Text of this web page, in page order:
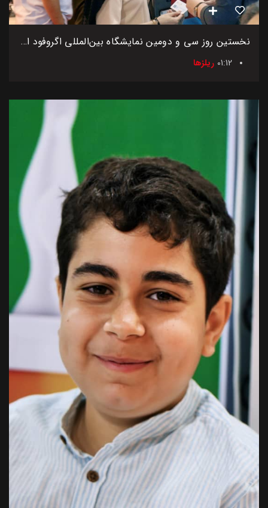
نخستین روز سی و دومین نمایشگاه بین‌المللی اگروفود ایران
01:12 ریلزها